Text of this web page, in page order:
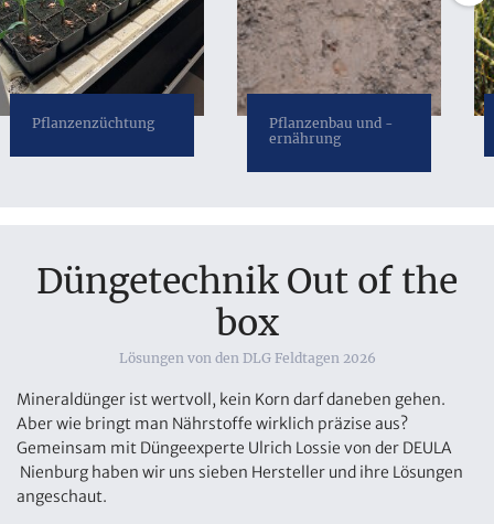
Pflanzenzüchtung
Pflanzenbau und -
ernährung
Düngetechnik Out of the
box
Lösungen von den DLG Feldtagen 2026
Mineraldünger ist wertvoll, kein Korn darf daneben gehen.
Aber wie bringt man Nährstoffe wirklich präzise aus?
Gemeinsam mit Düngeexperte Ulrich Lossie von der DEULA
Nienburg haben wir uns sieben Hersteller und ihre Lösungen
angeschaut.